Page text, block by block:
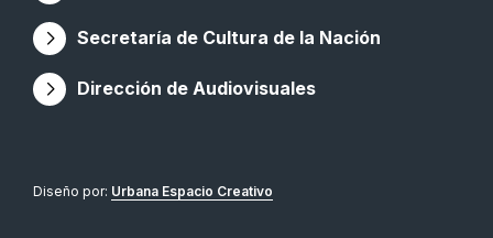
Secretaría de Cultura de la Nación
Dirección de Audiovisuales
Diseño por: Urbana Espacio Creativo